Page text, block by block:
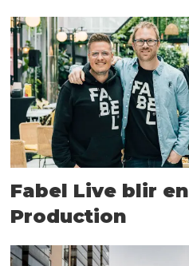
Fabel Live blir
Production